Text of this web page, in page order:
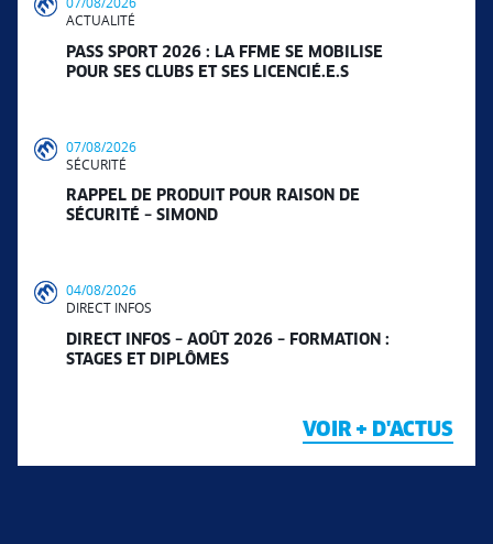
ACTUALITÉ
PASS SPORT 2026 : LA FFME SE MOBILISE
POUR SES CLUBS ET SES LICENCIÉ.E.S
07/08/2026
SÉCURITÉ
RAPPEL DE PRODUIT POUR RAISON DE
SÉCURITÉ – SIMOND
04/08/2026
DIRECT INFOS
DIRECT INFOS – AOÛT 2026 – FORMATION :
STAGES ET DIPLÔMES
VOIR + D'ACTUS